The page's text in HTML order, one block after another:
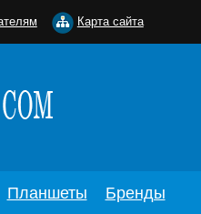
Планшеты Бренды
Карта сайта